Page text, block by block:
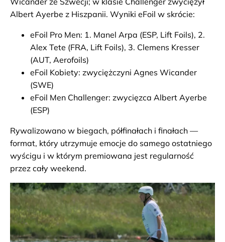
Albert Ayerbe z Hiszpanii. Wyniki eFoil w skrócie:
eFoil Pro Men: 1. Manel Arpa (ESP, Lift Foils), 2.
Alex Tete (FRA, Lift Foils), 3. Clemens Kresser
(AUT, Aerofoils)
eFoil Kobiety: zwyciężczyni Agnes Wicander
(SWE)
eFoil Men Challenger: zwycięzca Albert Ayerbe
(ESP)
Rywalizowano w biegach, półfinałach i finałach —
format, który utrzymuje emocje do samego ostatniego
wyścigu i w którym premiowana jest regularność
przez cały weekend.